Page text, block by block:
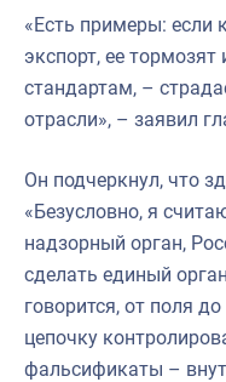
«Есть примеры: если
экспорт, ее тормозят
стандартам, –
отрасли», – заявил
Он подчеркнул, что
«Безусловно, я
надзорный орган,
сделать единый
говорится, от поля
цепочку
фальсификаты –